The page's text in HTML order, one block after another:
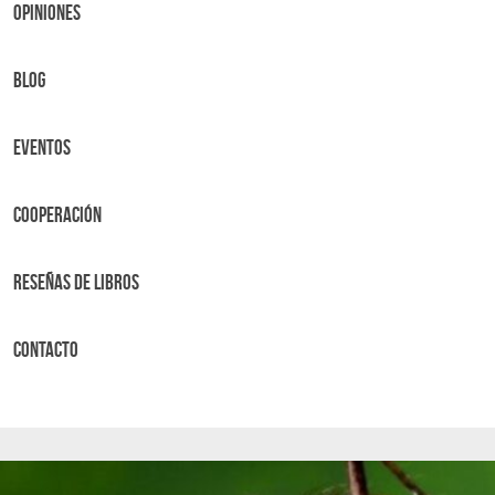
OPINIONES
BLOG
Eventos
Cooperación
Reseñas de libros
Contacto